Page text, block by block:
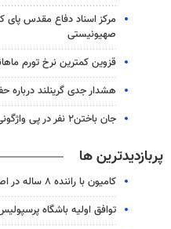
مرکز اسناد دفاع مقدس پای
صهیونیستی
قزوین کمترین نرخ تورم
هشدار جدی گرینلند درباره
جان باختن۲ نفر در پی واژگونی پراید در محور کلات ـ درگز
پربازدیدترین ها
کامیون با راننده ۸ ساله در اصفهان توقیف شد
توافق اولیه باشگاه